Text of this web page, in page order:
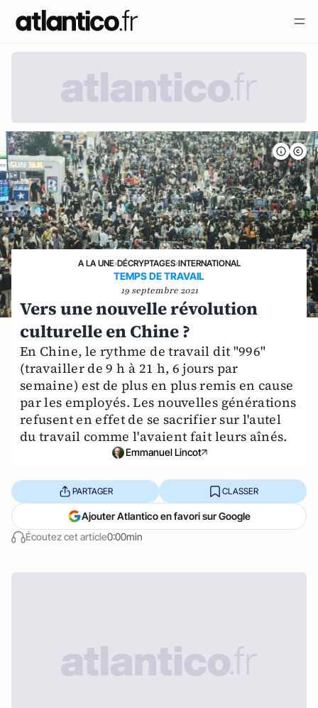
A LA UNE›DÉCRYPTAGES›INTERNATIONAL
TEMPS DE TRAVAIL
19 septembre 2021
Vers une nouvelle révolution
culturelle en Chine ?
En Chine, le rythme de travail dit "996"
(travailler de 9 h à 21 h, 6 jours par
semaine) est de plus en plus remis en cause
par les employés. Les nouvelles générations
refusent en effet de se sacrifier sur l'autel
du travail comme l'avaient fait leurs aînés.
Emmanuel Lincot
Écoutez cet article0:00min
PARTAGER CLASSER
Ajouter Atlantico en favori sur Google